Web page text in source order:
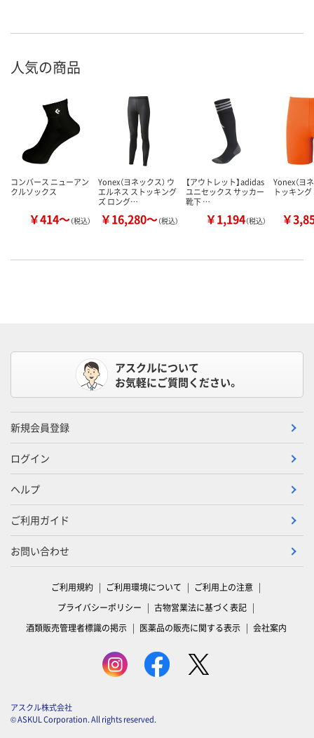
人気の商品
コンバース ニューアン
クルソックス
￥414～（税込）
Yonex（ヨネックス） ウ
エルネス ストッキング
ズ ロング…
￥16,280～（税込）
【アウトレット】adidas
ユニセックス サッカー
靴下 …
￥1,194（税込）
Yonex（ヨ
トッキン
￥
アスクルについて
お気軽にご質問ください。
新規会員登録
ログイン
ヘルプ
ご利用ガイド
お問い合わせ
ご利用規約 ご利用環境について
ご利用上の注意
プライバシーポリシー
古物営業法に基づく表記
酒類販売管理者標識の掲示
医薬品の販売に関する表示 会社案内
アスクル株式会社
© ASKUL Corporation. All rights reserved.